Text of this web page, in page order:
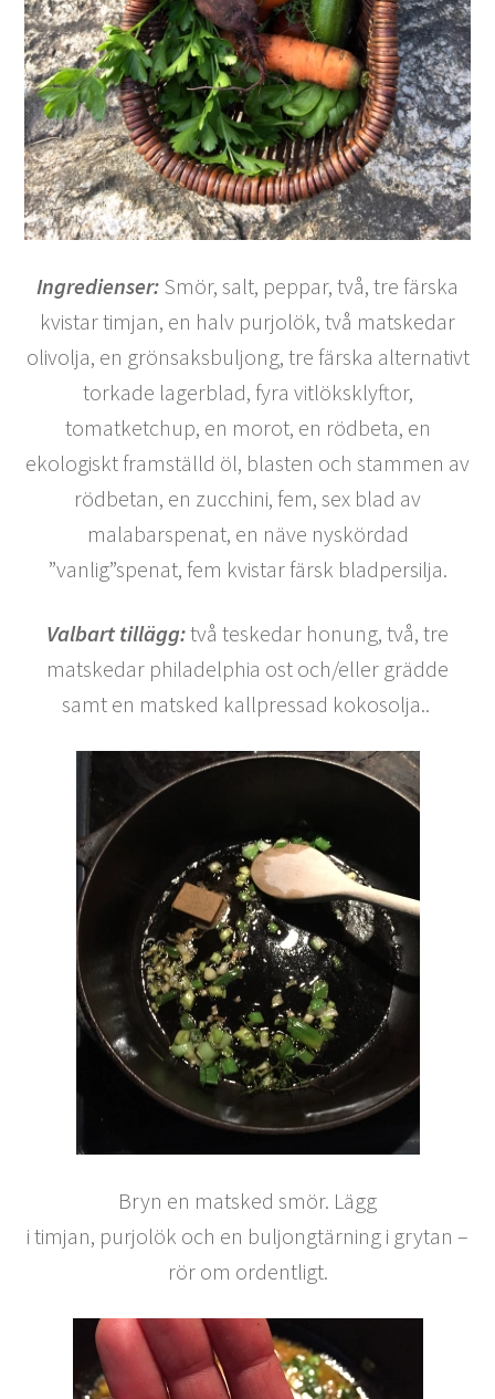
Ingredienser: Smör, salt, peppar, två, tre färska
kvistar timjan, en halv purjolök, två matskedar
olivolja, en grönsaksbuljong, tre färska alternativt
torkade lagerblad, fyra vitlöksklyftor,
tomatketchup, en morot, en rödbeta, en
ekologiskt framställd öl, blasten och stammen av
rödbetan, en zucchini, fem, sex blad av
malabarspenat, en näve nyskördad
”vanlig”spenat, fem kvistar färsk bladpersilja.
Valbart tillägg:två teskedar honung, två, tre
matskedar philadelphia ost och/eller grädde
samt en matsked kallpressad kokosolja..
Bryn en matsked smör. Lägg
i timjan, purjolök och en buljongtärning i grytan –
rör om ordentligt.